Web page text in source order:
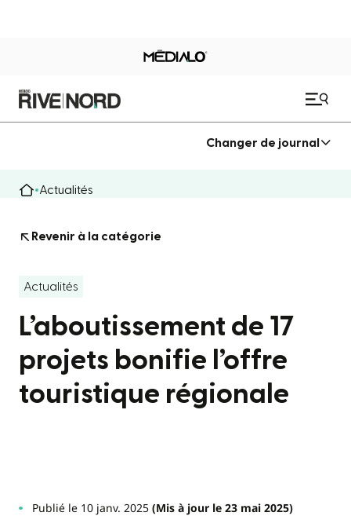
Changer de journal
Actualités
Revenir à la catégorie
Actualités
L’aboutissement de 17
projets bonifie l’offre
touristique régionale
Publié le 10 janv. 2025(Mis à jour le 23 mai 2025)